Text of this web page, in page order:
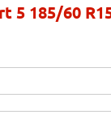
5 185/60